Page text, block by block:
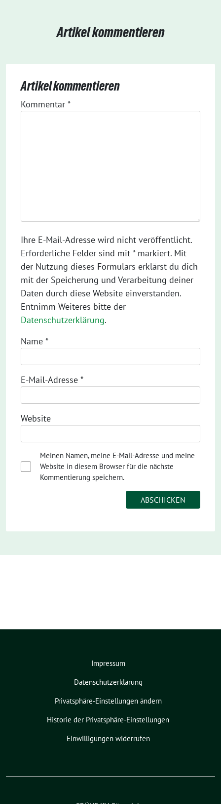
Artikel kommentieren
Artikel kommentieren
Kommentar *
Ihre E-Mail-Adresse wird nicht veröffentlicht.
Erforderliche Felder sind mit * markiert. Mit
der Nutzung dieses Formulars erklärst du dich
mit der Speicherung und Verarbeitung deiner
Daten durch diese Website einverstanden.
Entnimm Weiteres bitte der
Datenschutzerklärung.
Name *
E-Mail-Adresse *
Website
Meinen Namen, meine E-Mail-Adresse und meine
Website in diesem Browser für die nächste
Kommentierung speichern.
Impressum
Datenschutzerklärung
Privatsphäre-Einstellungen ändern
Historie der Privatsphäre-Einstellungen
Einwilligungen widerrufen